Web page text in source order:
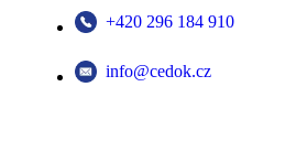
+420 296 184 910
info@cedok.cz